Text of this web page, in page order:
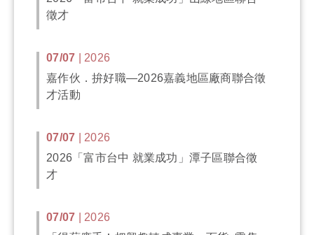
徵才
07/07 | 2026
嘉作伙．拚好職—2026嘉義地區廠商聯合徵
才活動
07/07 | 2026
2026「富市台中 就業成功」潭子區聯合徵
才
07/07 | 2026